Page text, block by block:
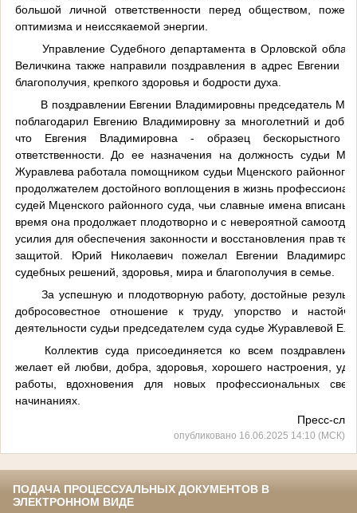
большой личной ответственности перед обществом,
оптимизма и неиссякаемой энергии.
Управление Судебного департамента в Орловской
Величкина также направили поздравления в адрес Евгении
благополучия, крепкого здоровья и бодрости духа.
В поздравлении Евгении Владимировны председатель
поблагодарил Евгению Владимировну за многолетний и
что Евгения Владимировна - образец бескорыстного
ответственности. До ее назначения на должность судьи
Журавлева работала помощником судьи Мценского районного
продолжателем достойного воплощения в жизнь
судей Мценского районного суда, чьи славные имена
время она продолжает плодотворно и с невероятной
усилия для обеспечения законности и восстановления прав
защитой. Юрий Николаевич пожелал Евгении
судебных решений, здоровья, мира и благополучия в семье.
За успешную и плодотворную работу, достойные
добросовестное отношение к труду, упорство и
деятельности судьи председателем суда судье Журавлевой
Коллектив суда присоединяется ко всем
желает ей любви, добра, здоровья, хорошего настроения,
работы, вдохновения для новых профессиональных
начинаниях.
Пресс-
опубликовано 16.06.2025 14:10 (МСК)
ПОДАЧА ПРОЦЕССУАЛЬНЫХ ДОКУМЕНТОВ В
ЭЛЕКТРОННОМ ВИДЕ